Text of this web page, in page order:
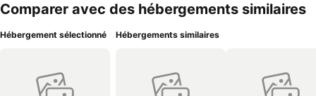
Comparer avec des hébergements similaires
Hébergement sélectionné Hébergements similaires